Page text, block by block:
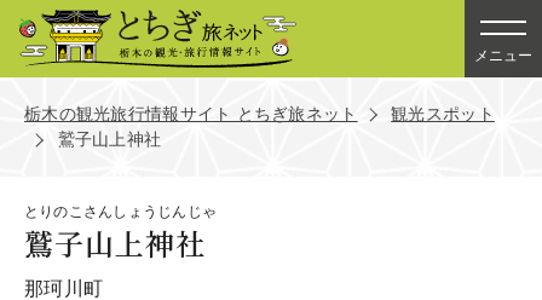
メニュー
栃木の観光旅行情報サイト とちぎ旅ネット
観光スポット
鷲子山上神社
とりのこさんしょうじんじゃ
鷲子山上神社
那珂川町